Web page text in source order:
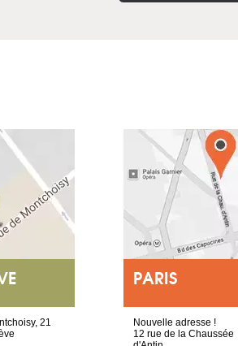
21
PARIS
Nouvelle adresse !
12 rue de la Chaussée